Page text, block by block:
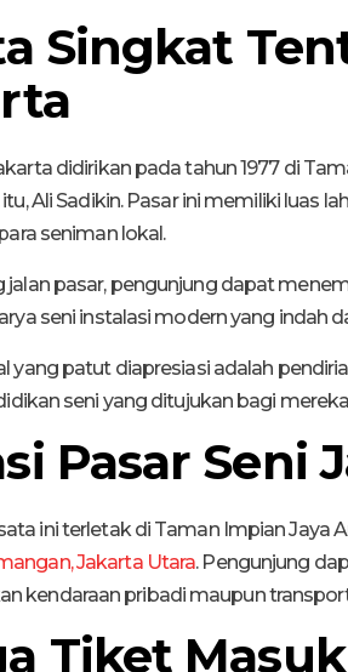
Singkat
didirikan pada tahun 1977 di
Ali Sadikin. Pasar ini memiliki luas
seniman lokal.
jalan pasar, pengunjung dapat
seni instalasi modern yang indah
yang patut diapresiasi adalah
seni yang ditujukan bagi
Pasar Seni
ini terletak di Taman Impian Jaya
Jakarta Utara. Pengunjung
kendaraan pribadi maupun
Tiket Masuk